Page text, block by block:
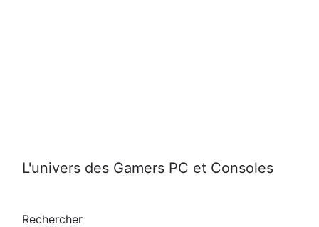
L'univers des Gamers PC et Consoles
Rechercher